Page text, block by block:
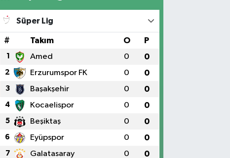
Süper Lig
# Takım O P
1 Amed 0 0
2 Erzurumspor FK 0 0
3 Başakşehir 0 0
4 Kocaelispor 0 0
5 Beşiktaş 0 0
6 Eyüpspor 0 0
7 Galatasaray 0 0